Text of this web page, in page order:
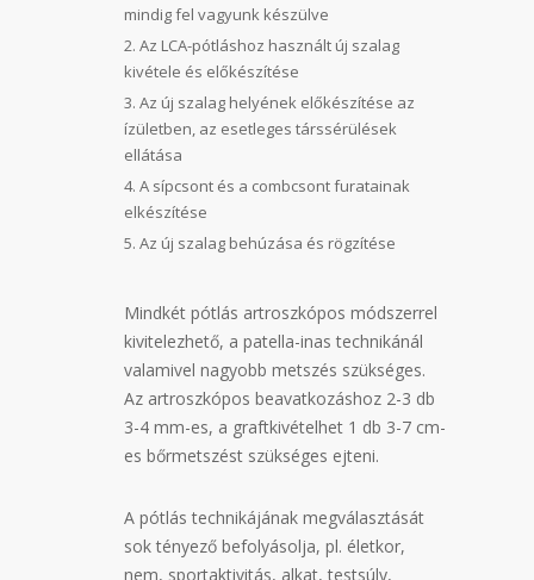
mindig fel vagyunk készülve
Az LCA-pótláshoz használt új szalag
kivétele és előkészítése
Az új szalag helyének előkészítése az
ízületben, az esetleges társsérülések
ellátása
A sípcsont és a combcsont furatainak
elkészítése
Az új szalag behúzása és rögzítése
Mindkét pótlás artroszkópos módszerrel
kivitelezhető, a patella-inas technikánál
valamivel nagyobb metszés szükséges.
Az artroszkópos beavatkozáshoz 2-3 db
3-4 mm-es, a graftkivételhet 1 db 3-7 cm-
es bőrmetszést szükséges ejteni.
A pótlás technikájának megválasztását
sok tényező befolyásolja, pl. életkor,
nem, sportaktivitás, alkat, testsúly,